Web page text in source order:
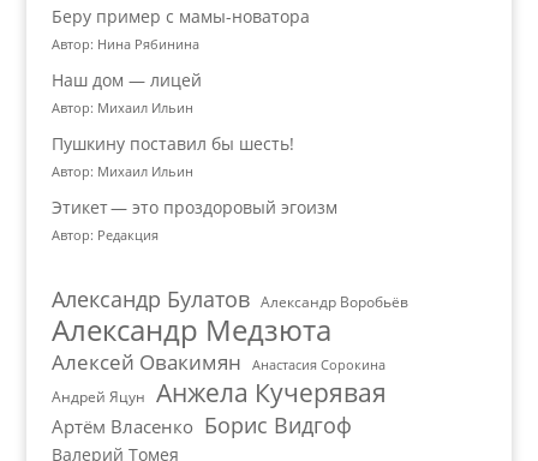
Беру пример с мамы-новатора
Автор: Нина Рябинина
Наш дом — лицей
Автор: Михаил Ильин
Пушкину поставил бы шесть!
Автор: Михаил Ильин
Этикет — это проздоровый эгоизм
Автор: Редакция
Александр Булатов Александр Воробьёв
Александр Медзюта
Алексей Овакимян Анастасия Сорокина
Андрей Яцун Анжела Кучерявая
Артём Власенко Борис Видгоф
Валерий Томея